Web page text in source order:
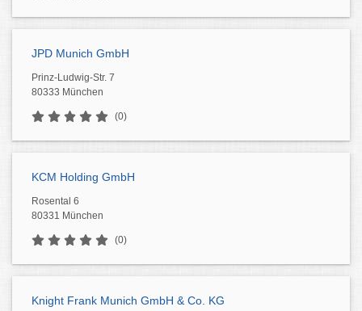
JPD Munich GmbH
Prinz-Ludwig-Str. 7
80333 München
(0)
KCM Holding GmbH
Rosental 6
80331 München
(0)
Knight Frank Munich GmbH & Co. KG